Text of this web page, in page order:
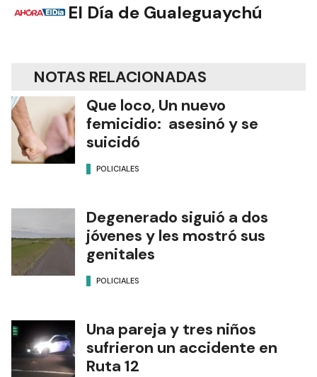
El Día de Gualeguaychú
NOTAS RELACIONADAS
Que loco, Un nuevo
femicidio: asesinó y se
suicidó
POLICIALES
Degenerado siguió a dos
jóvenes y les mostró sus
genitales
POLICIALES
Una pareja y tres niños
sufrieron un accidente en
Ruta 12